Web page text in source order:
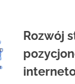
Rozwój